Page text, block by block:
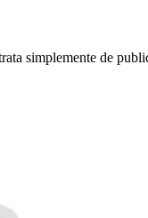
simplemente de